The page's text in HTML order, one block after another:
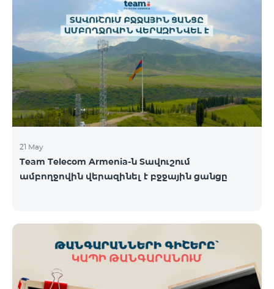
21 May
Team Telecom Armenia-ն Տավուշում
ամբողջովին վերազինել է բջջային ցանցը